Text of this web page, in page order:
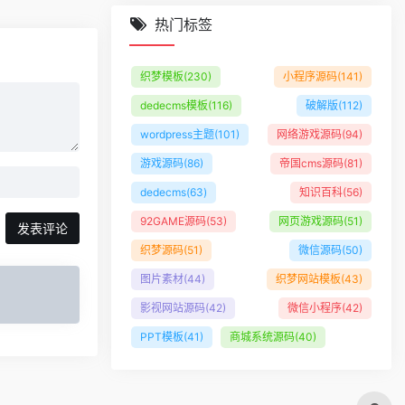
发表评论
热门标签
织梦模板(230) 小程序源码(141)
dedecms模板(116) 破解版(112)
wordpress主题(101) 网络游戏源码(94)
游戏源码(86) 帝国cms源码(81)
dedecms(63) 知识百科(56)
92GAME源码(53) 网页游戏源码(51)
织梦源码(51) 微信源码(50)
图片素材(44) 织梦网站模板(43)
影视网站源码(42) 微信小程序(42)
PPT模板(41) 商城系统源码(40)